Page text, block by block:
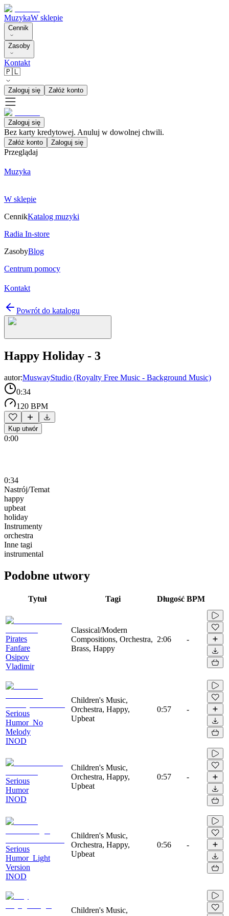
MuzykaW sklepie
Cennik
Zasoby
Kontakt
🇵🇱
Zaloguj się Załóż konto
Zaloguj się
Bez karty kredytowej. Anuluj w dowolnej chwili.
Załóż konto Zaloguj się
Przeglądaj
Muzyka
W sklepie
CennikKatalog muzyki
Radia In-store
ZasobyBlog
Centrum pomocy
Kontakt
Powrót do katalogu
Happy Holiday - 3
autor:MuswayStudio (Royalty Free Music - Background Music)
0:34
120 BPM
Kup utwór
0:00
0:34
Nastrój/Temat
happy
upbeat
holiday
Instrumenty
orchestra
Inne tagi
instrumental
Podobne utwory
Tytuł Tagi Długość BPM
Pirates
Fanfare
Osipov
Vladimir
Classical/Modern
Compositions, Orchestra,
Brass, Happy
2:06 -
Serious
Humor_No
Melody
INOD
Children's Music,
Orchestra, Happy,
Upbeat
0:57 -
Serious
Humor
INOD
Children's Music,
Orchestra, Happy,
Upbeat
0:57 -
Serious
Humor_Light
Version
INOD
Children's Music,
Orchestra, Happy,
Upbeat
0:56 -
Children's Music,